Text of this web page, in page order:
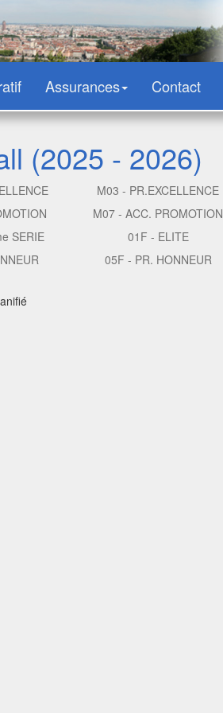
Assurances Contact
(2025 - 2026)
M03 - PR.EXCELLENCE
M07 - ACC. PROMOTION
SERIE 01F - ELITE
05F - PR. HONNEUR